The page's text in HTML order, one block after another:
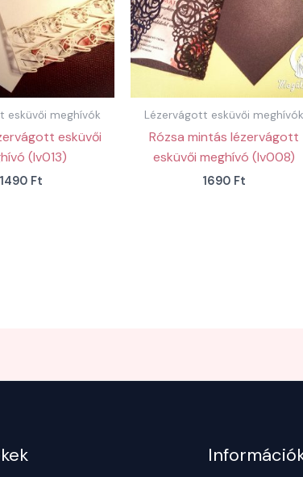
esküvői meghívók
esküvői
(lv013)
1490 Ft
Lézervágott esküvői meghívók
Rózsa mintás lézervágott
esküvői meghívó (lv008)
1690 Ft